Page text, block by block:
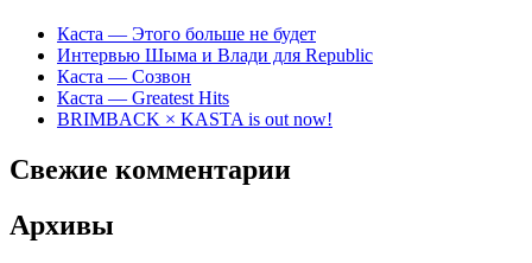
Каста — Этого больше не будет
Интервью Шыма и Влади для Republic
Каста — Созвон
Каста — Greatest Hits
BRIMBACK × KASTA is out now!
Свежие комментарии
Архивы